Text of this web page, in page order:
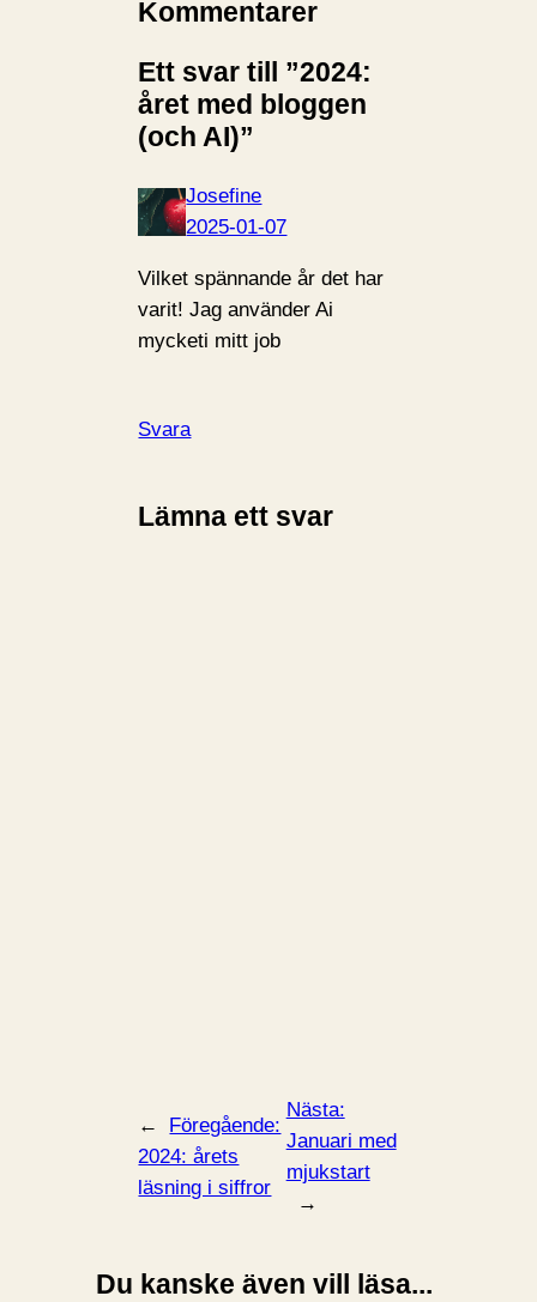
Kommentarer
Ett svar till ”2024:
året med bloggen
(och AI)”
Josefine
2025-01-07
Vilket spännande år det har
varit! Jag använder Ai
mycketi mitt job
Svara
Lämna ett svar
←
Föregående:
2024: årets
läsning i siffror
Nästa:
Januari med
mjukstart
→
Du kanske även vill läsa...